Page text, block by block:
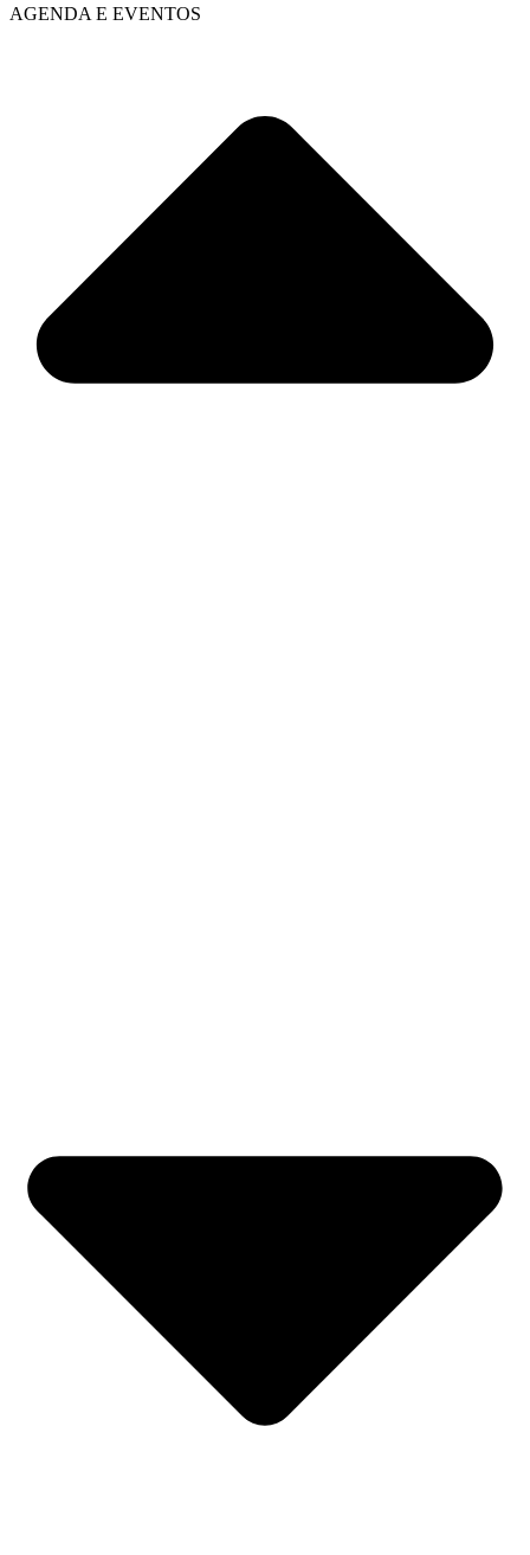
AGENDA E EVENTOS